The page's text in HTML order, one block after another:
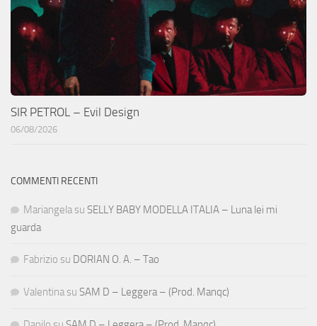
SIR PETROL – Evil Design
06/08/2026
COMMENTI RECENTI
Mariangela su SELLY BABY MODELLA ITALIA – Luna lei mi
guarda
Fabrizio su DORIAN O. A. – Tao
Valentina su SAM D – Leggera – (Prod. Manqc)